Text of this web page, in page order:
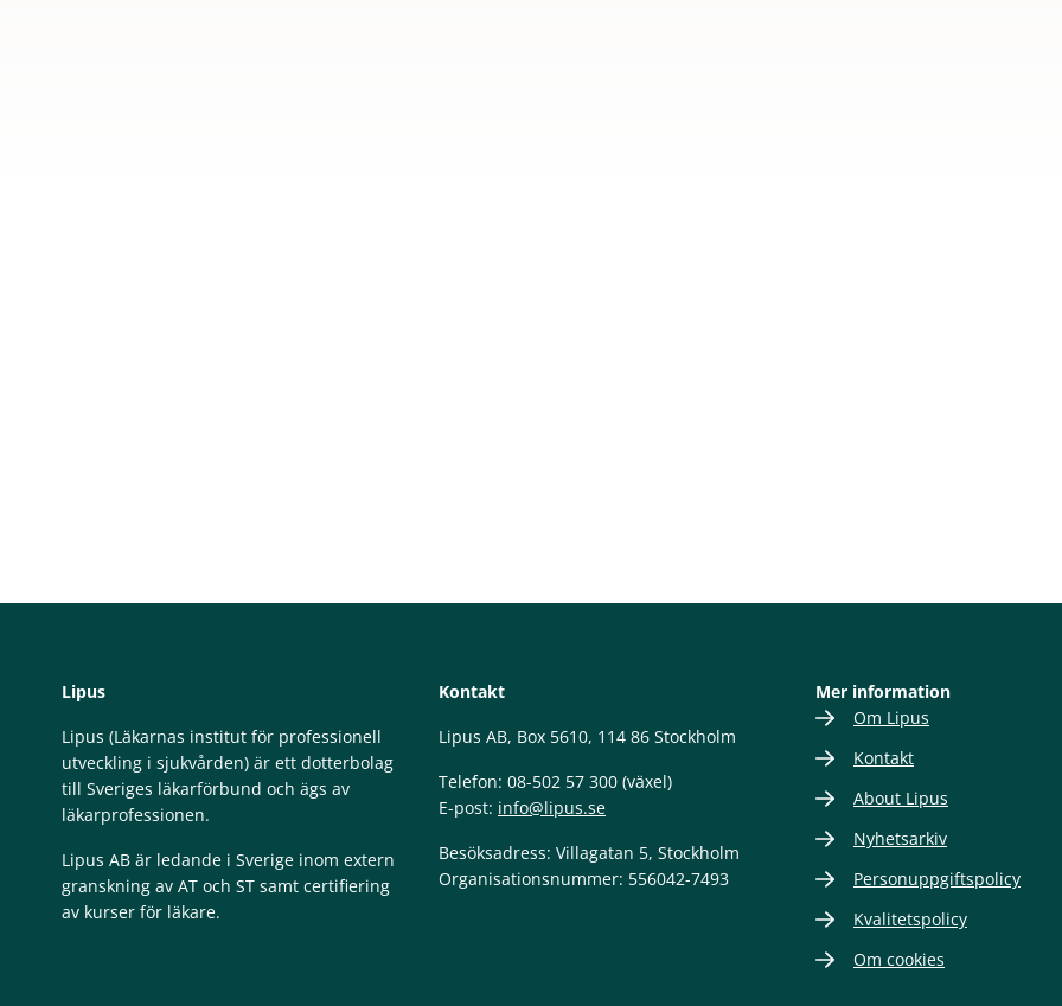
Lipus
Lipus (Läkarnas institut för professionell
utveckling i sjukvården) är ett dotterbolag
till Sveriges läkarförbund och ägs av
läkarprofessionen.
Lipus AB är ledande i Sverige inom extern
granskning av AT och ST samt certifiering
av kurser för läkare.
Kontakt
Lipus AB, Box 5610, 114 86 Stockholm
Telefon: 08-502 57 300 (växel)
E-post: info@lipus.se
Besöksadress: Villagatan 5, Stockholm
Organisationsnummer: 556042-7493
Mer information
Om Lipus
Kontakt
About Lipus
Nyhetsarkiv
Personuppgiftspolicy
Kvalitetspolicy
Om cookies